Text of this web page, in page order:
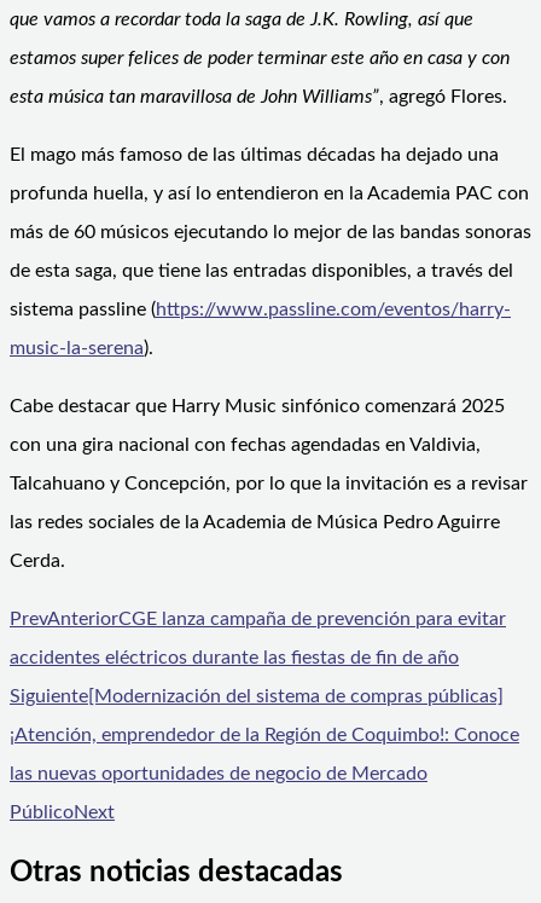
que vamos a recordar toda la saga de J.K. Rowling, así que
estamos super felices de poder terminar este año en casa y con
esta música tan maravillosa de John Williams”, agregó Flores.
El mago más famoso de las últimas décadas ha dejado una
profunda huella, y así lo entendieron en la Academia PAC con
más de 60 músicos ejecutando lo mejor de las bandas sonoras
de esta saga, que tiene las entradas disponibles, a través del
sistema passline (https://www.passline.com/eventos/harry-
music-la-serena).
Cabe destacar que Harry Music sinfónico comenzará 2025
con una gira nacional con fechas agendadas en Valdivia,
Talcahuano y Concepción, por lo que la invitación es a revisar
las redes sociales de la Academia de Música Pedro Aguirre
Cerda.
PrevAnteriorCGE lanza campaña de prevención para evitar
accidentes eléctricos durante las fiestas de fin de año
Siguiente[Modernización del sistema de compras públicas]
¡Atención, emprendedor de la Región de Coquimbo!: Conoce
las nuevas oportunidades de negocio de Mercado
PúblicoNext
Otras noticias destacadas